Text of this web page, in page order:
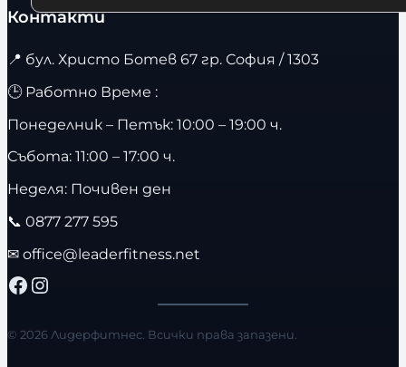
Контакти
📍 бул. Христо Ботев 67 гр. София / 1303
🕒 Работно Време :
Понеделник – Петък: 10:00 – 19:00 ч.
Събота: 11:00 – 17:00 ч.
Неделя: Почивен ден
📞 0877 277 595
✉ office@leaderfitness.net
Facebook Instagram
© 2026 Лидерфитнес. Всички права запазени.